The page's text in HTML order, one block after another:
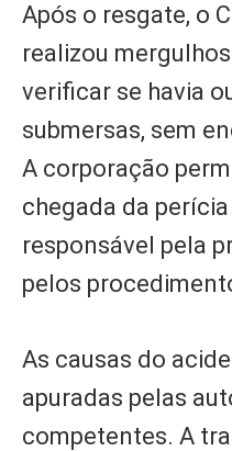
Após o resgate, o
realizou
verificar se havia
submersas, sem
A corporação
chegada da
responsável pela
pelos
As causas do
apuradas pelas
competentes. A